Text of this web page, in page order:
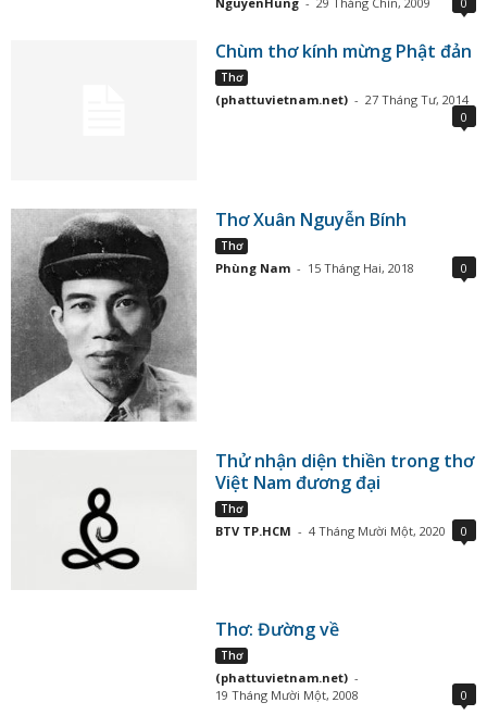
Chùm thơ kính mừng Phật đản
Thơ
(phattuvietnam.net) - 27 Tháng Tư, 2014
0
Thơ Xuân Nguyễn Bính
Thơ
Phùng Nam - 15 Tháng Hai, 2018 0
Thử nhận diện thiền trong thơ
Việt Nam đương đại
Thơ
BTV TP.HCM - 4 Tháng Mười Một, 2020 0
Thơ: Đường về
Thơ
(phattuvietnam.net) -
19 Tháng Mười Một, 2008
0